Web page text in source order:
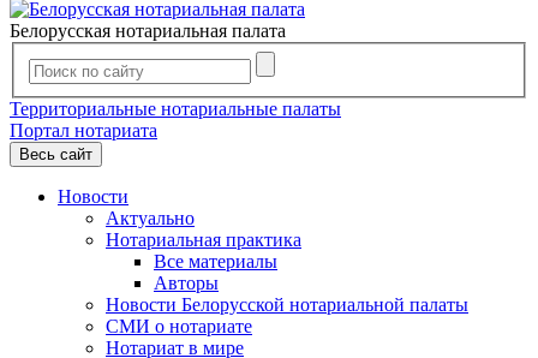
Белорусская нотариальная палата
Территориальные нотариальные палаты
Портал нотариата
Весь сайт
Новости
Актуально
Нотариальная практика
Все материалы
Авторы
Новости Белорусской нотариальной палаты
СМИ о нотариате
Нотариат в мире